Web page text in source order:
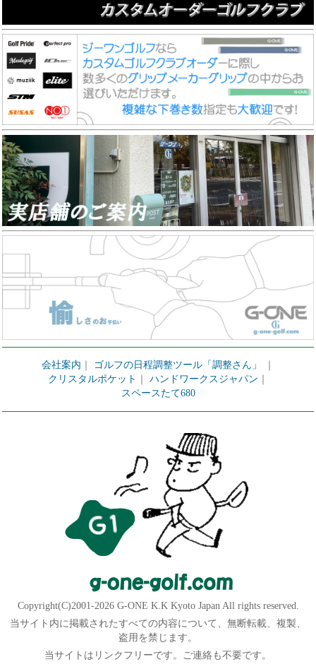
会社案内 ゴルフの日程調整ツール「調整さん」
クリスタルポケット
ハンドワークスジャパン
スペースたて680
Copyright(C)2001-2026 G-ONE K.K Kyoto Japan All rights reserved.
当サイト内に掲載されたすべての内容について、無断転載、複製、
盗用を禁じます。
当サイトはリンクフリーです。ご連絡も不要です。